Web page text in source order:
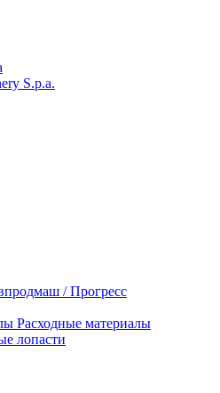
S.p.a.
/ Прогресс
Расходные материалы
лопасти